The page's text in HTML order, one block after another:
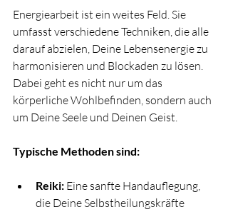
Energiearbeit ist ein weites Feld. Sie
umfasst verschiedene Techniken, die alle
darauf abzielen, Deine Lebensenergie zu
harmonisieren und Blockaden zu lösen.
Dabei geht es nicht nur um das
körperliche Wohlbefinden, sondern auch
um Deine Seele und Deinen Geist.
Typische Methoden sind:
Reiki: Eine sanfte Handauflegung,
die Deine Selbstheilungskräfte